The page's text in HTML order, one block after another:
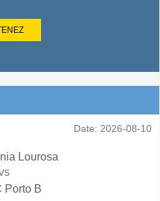
Date: 2026-08-10
Lourosa
Porto B